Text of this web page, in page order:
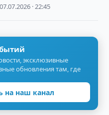
07.07.2026 · 22:45
эксклюзивные
обновления там, где
на наш канал